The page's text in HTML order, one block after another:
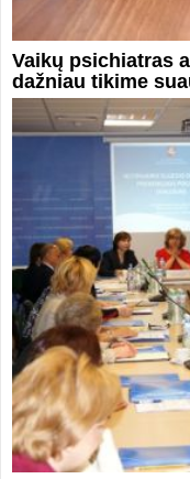
Vaikų psichiatras
dažniau tikime